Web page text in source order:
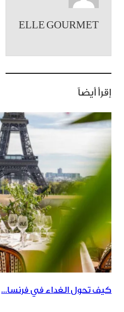
ELLE GOURMET
إقرأ أيضاً
كيف تحول الغداء في فرنسا...